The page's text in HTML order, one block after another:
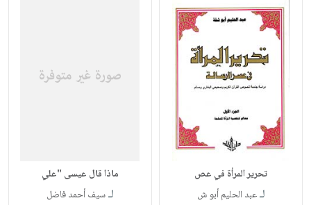
تحرير المرأة في عص
لـعبد الحليم أبو ش
ماذا قال عيسى "علي
لـسيف أحمد فاضل